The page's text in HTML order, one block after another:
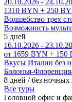
1310 BYN + 250
Волшебство трех
Возможность
5 дней
16.10.2026 -
от 1659 BYN + 150
Вкусы Италии без
Болонья-
8 дней / без ночных
Все туры
Головной офис и